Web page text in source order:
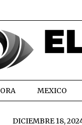
MEXICO
DICIEMBRE 18,